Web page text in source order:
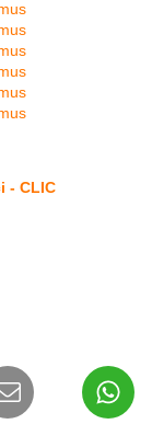
- CLIC